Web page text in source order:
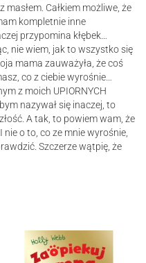
masłem. Całkiem możliwe, że
kompletnie inne
przypomina kłębek…
nie wiem, jak to wszystko się
mama zauważyła, że coś
co z ciebie wyrośnie…
z moich UPIORNYCH
nazywał się inaczej, to
A tak, to powiem wam, że
o to, co ze mnie wyrośnie,
Szczerze wątpię, że